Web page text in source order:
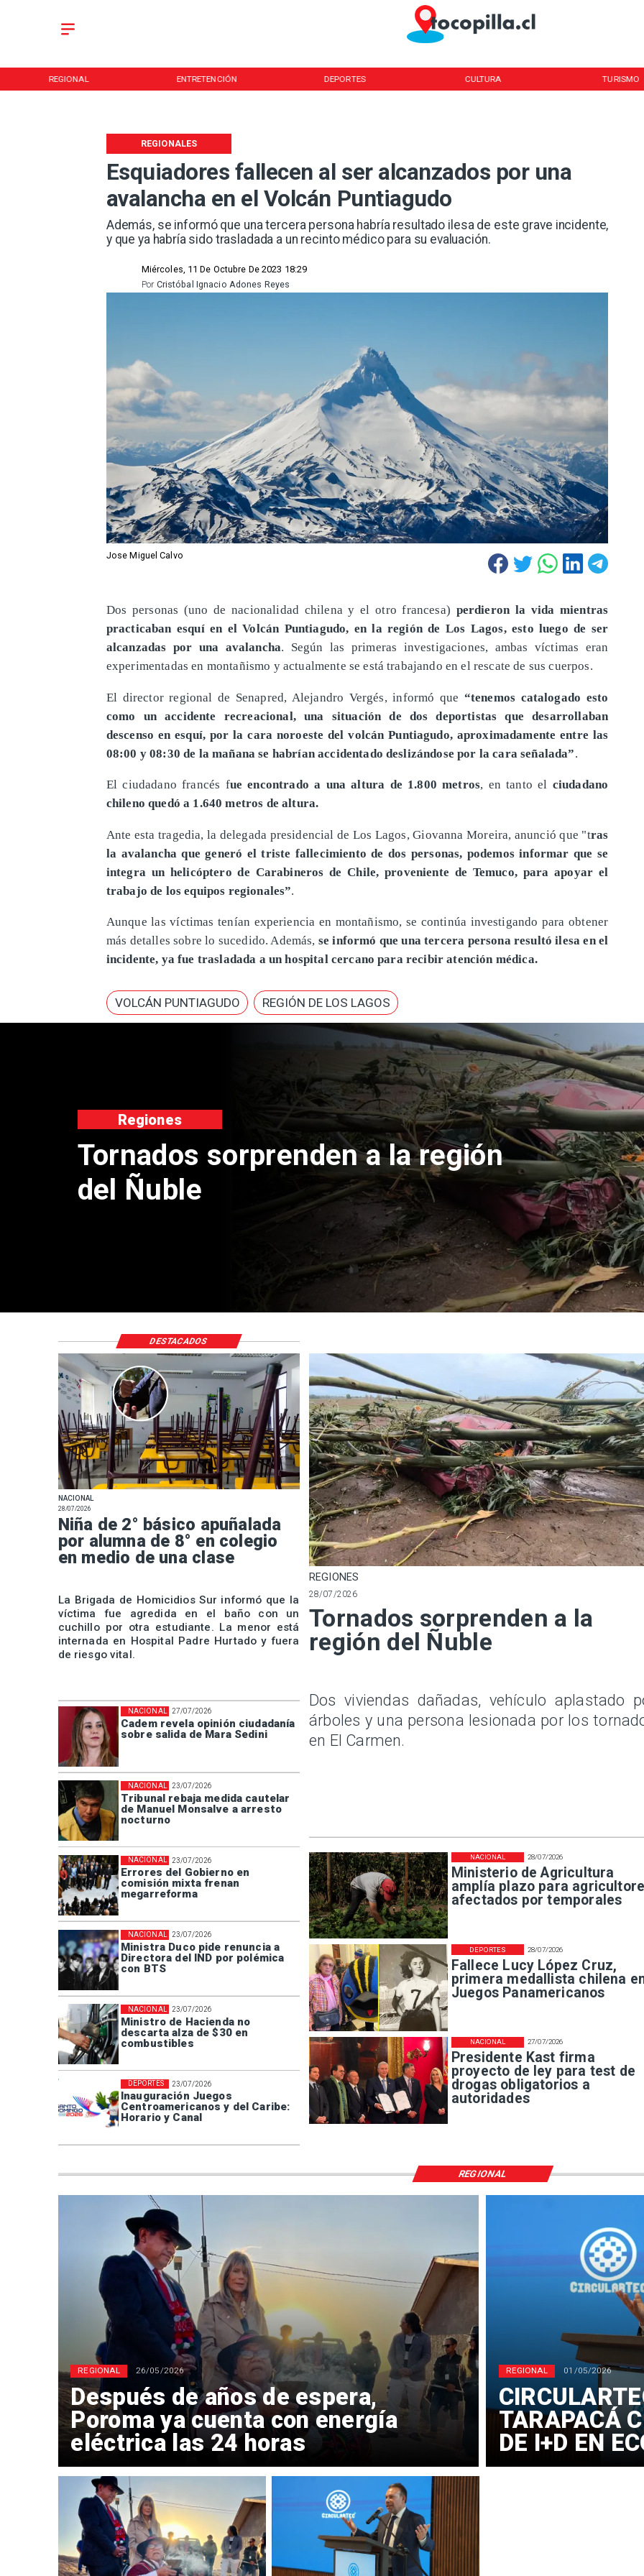
REGIONAL ENTRETENCIÓN DEPORTES CULTURA TURISMO
Esquiadores fallecen al ser alcanzados por una
avalancha en el Volcán Puntiagudo
Además, se informó que una tercera persona habría resultado ilesa de este grave incidente,
y que ya habría sido trasladada a un recinto médico para su evaluación.
REGIONALES
Miércoles, 11 De Octubre De 2023 18:29
Cristóbal Ignacio Adones Reyes
Por
Jose Miguel Calvo
Dos personas (uno de nacionalidad chilena y el otro francesa) perdieron la vida mientras
practicaban esquí en el Volcán Puntiagudo, en la región de Los Lagos, esto luego de ser
alcanzadas por una avalancha. Según las primeras investigaciones, ambas víctimas eran
experimentadas en montañismo y actualmente se está trabajando en el rescate de sus cuerpos.
El director regional de Senapred, Alejandro Vergés, informó que “tenemos catalogado esto
como un accidente recreacional, una situación de dos deportistas que desarrollaban
descenso en esquí, por la cara noroeste del volcán Puntiagudo, aproximadamente entre las
08:00 y 08:30 de la mañana se habrían accidentado deslizándose por la cara señalada”.
El ciudadano francés fue encontrado a una altura de 1.800 metros, en tanto el ciudadano
chileno quedó a 1.640 metros de altura.
Ante esta tragedia, la delegada presidencial de Los Lagos, Giovanna Moreira, anunció que "tras
la avalancha que generó el triste fallecimiento de dos personas, podemos informar que se
integra un helicóptero de Carabineros de Chile, proveniente de Temuco, para apoyar el
trabajo de los equipos regionales”.
Aunque las víctimas tenían experiencia en montañismo, se continúa investigando para obtener
más detalles sobre lo sucedido. Además, se informó que una tercera persona resultó ilesa en el
incidente, ya fue trasladada a un hospital cercano para recibir atención médica.
VOLCÁN PUNTIAGUDO REGIÓN DE LOS LAGOS
Niña de 2° básico
alumna de 8° en colegio en
medio de una clase
nacional
27/07/2026
Cadem revela opinión ciudadanía
sobre salida de Mara Sedini
NACIONAL
23/07/2026
Tribunal rebaja medida cautelar
de Manuel Monsalve a arresto
nocturno
NACIONAL
23/07/2026
Errores del Gobierno en
comisión mixta frenan
megarreforma
NACIONAL
23/07/2026
Ministra Duco pide renuncia a
Directora del IND por polémica
con BTS
NACIONAL
23/07/2026
Ministro de Hacienda no
descarta alza de $30 en
combustibles
NACIONAL
23/07/2026
Inauguración Juegos
Centroamericanos y del Caribe:
Horario y Canal
DEPORTES
28/07/2026
Ministerio de Agricultura
amplía plazo para
afectados por temporales
NACIONAL
28/07/2026
Fallece Lucy López Cruz,
primera medallista chilena
Juegos Panamericanos
DEPORTES
27/07/2026
Presidente Kast firma
proyecto de ley para test de
drogas obligatorios a
autoridades
NACIONAL
NACIONAL
28/07/2026
Niña de 2° básico apuñalada
por alumna de 8° en colegio
en medio de una clase
La Brigada de Homicidios Sur informó que la
víctima fue agredida en el baño con un
cuchillo por otra estudiante. La menor está
internada en Hospital Padre Hurtado y fuera
de riesgo vital.
REGIONES
28/07/2026
Tornados sorprenden a la
región del Ñuble
Dos viviendas dañadas, vehículo aplastado
árboles y una persona lesionada por los
en El Carmen.
DESTACADOS
Después de años de espera,
Poroma ya cuenta con energía
eléctrica las 24 horas
REGIONAL 26/05/2026
TARAPACÁ
DE I+D EN
REGIONAL 01/05/2026
REGIONAL